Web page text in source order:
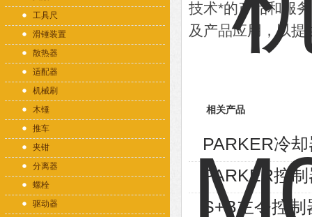
工具尺
滑锤装置
散热器
适配器
机械刷
木锤
推车
夹钳
分离器
螺栓
驱动器
技术*的产品和服
及产品应用，以提
相关产品
PARKER冷
PARKER控
S+B主令控